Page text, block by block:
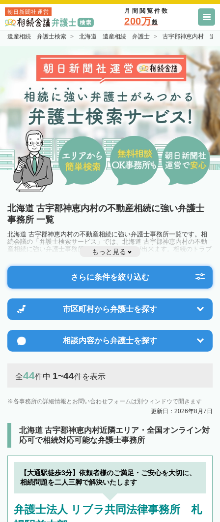
朝日新聞社運営 月間閲覧件数
200万超
遺産相続 弁護士検索 北海道 遺産相続 弁護士 古宇郡神恵内村 遺
北海道 古宇郡神恵内村の不動産相続に強い弁護士
事務所 一覧
北海道 古宇郡神恵内村の不動産相続に強い弁護士事務所一覧です。相
続会議の「弁護士検索サービス」では、北海道 古宇郡神恵内村の不動
産相続に強い弁護士事務所を一覧で見ることが出来ます。相続のトラブ
ルやお悩みを抱えている方は一度近隣の弁護士に相談してみましょう。
もっと見る
さらに条件を絞り込む
市区町村から弁護士を探す
相談内容から弁護士を探す
全44件中 1~44件を表示
各事務所の詳細情報とお問い合わせフォームは別ウィンドウで開きます
更新日：2026年8月7日
北海道 古宇郡神恵内村近隣エリア・全国オンライン対
応可で相続対応可能な弁護士事務所
【大通駅徒歩3分】依頼者様のご満足・ご安心を大切に、
相続問題を二人三脚で解決いたします
弁護士法人 リブラ共同法律事務所 札